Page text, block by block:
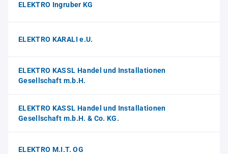
ELEKTRO Ingruber KG
ELEKTRO KARALI e.U.
ELEKTRO KASSL Handel und Installationen
Gesellschaft m.b.H.
ELEKTRO KASSL Handel und Installationen
Gesellschaft m.b.H. & Co. KG.
ELEKTRO M.I.T. OG